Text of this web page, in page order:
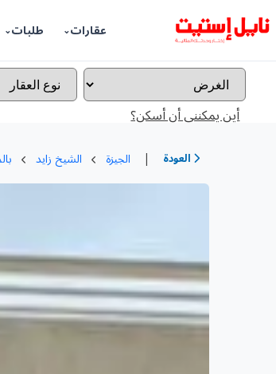
عقارات طلبات
أين يمكننى أن أسكن؟
العودة | الجيزة الشيخ زايد